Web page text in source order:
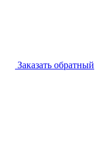
Заказать обратный